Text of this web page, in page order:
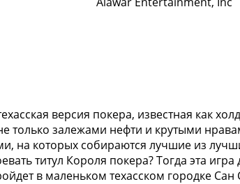
версия покера, известная как
только залежами нефти и крутыми
на которых собираются лучшие из
титул Короля покера? Тогда эта
в маленьком техасском городке Сан